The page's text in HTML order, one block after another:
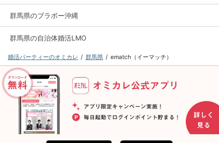
群馬県のブラボー沖縄
群馬県の自治体婚活LMO
婚活パーティーのオミカレ 群馬県 ematch（イーマッチ）